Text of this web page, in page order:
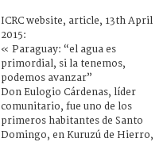
ICRC website, article, 13th April
2015:
« Paraguay: “el agua es
primordial, si la tenemos,
podemos avanzar”
Don Eulogio Cárdenas, líder
comunitario, fue uno de los
primeros habitantes de Santo
Domingo, en Kuruzú de Hierro,